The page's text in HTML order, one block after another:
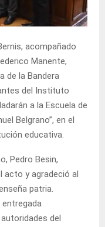
acompañado
Manente,
de la Bandera
del Instituto
a la Escuela de
Belgrano”, en el
educativa.
Pedro Besin,
acto y agradeció al
patria.
entregada
del